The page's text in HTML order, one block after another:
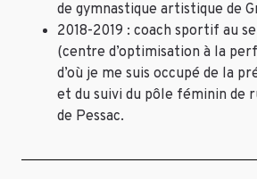
de gymnastique artistique de
2018-2019 : coach sportif au
(centre d’optimisation à la
d’où je me suis occupé de la
et du suivi du pôle féminin de
de Pessac.